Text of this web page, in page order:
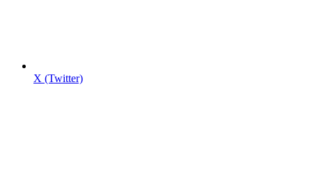
X (Twitter)